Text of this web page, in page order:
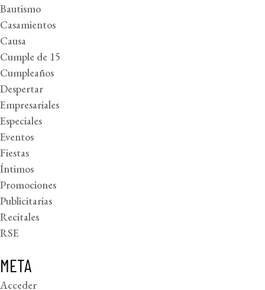
Bautismo
Casamientos
Causa
Cumple de 15
Cumpleaños
Despertar
Empresariales
Especiales
Eventos
Fiestas
Íntimos
Promociones
Publicitarias
Recitales
RSE
META
Acceder